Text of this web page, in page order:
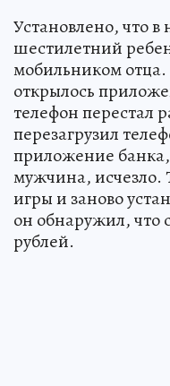
Установлено, что в
шестилетний
мобильником отца.
открылось
телефон перестал
перезагрузил
приложение
мужчина, исчезло.
игры и заново
он обнаружил, что
рублей.